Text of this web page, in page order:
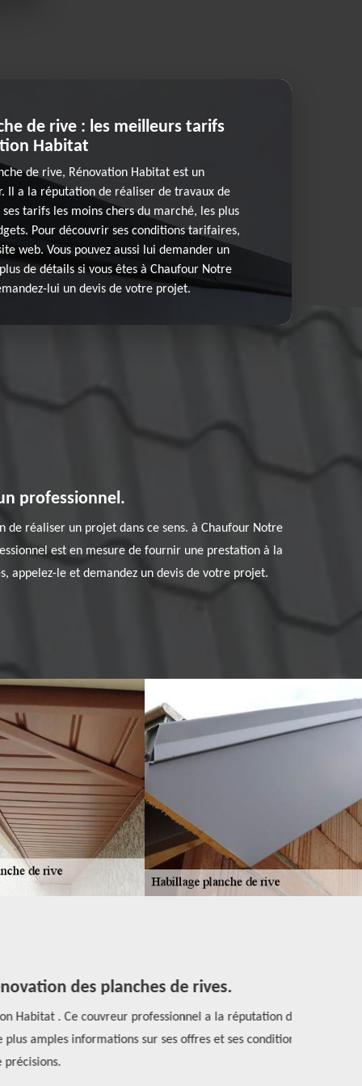
de rive : les meilleurs tarifs
Habitat
de rive, Rénovation Habitat est un
Il a la réputation de réaliser de travaux de
tarifs les moins chers du marché, les plus
Pour découvrir ses conditions tarifaires,
web. Vous pouvez aussi lui demander un
de détails si vous êtes à Chaufour Notre
lui un devis de votre projet.
professionnel.
réaliser un projet dans ce sens. à Chaufour Notre
est en mesure de fournir une prestation à la
appelez-le et demandez un devis de votre projet.
des planches de rives.
. Ce couvreur professionnel a la réputation de
amples informations sur ses offres et ses conditions